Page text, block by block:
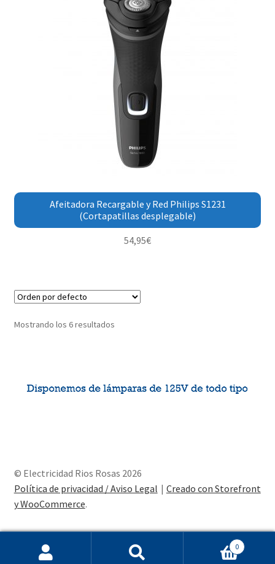
Afeitadora Recargable y Red Philips S1231
(Cortapatillas desplegable)
54,95€
Mostrando los 6 resultados
© Electricidad Rios Rosas 2026
Política de privacidad / Aviso Legal
Creado con Storefront
y WooCommerce.
0